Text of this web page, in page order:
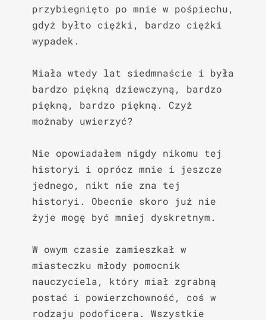
przybiegnięto po mnie w pośpiechu,
gdyż byłto ciężki, bardzo ciężki
wypadek.
Miała wtedy lat siedmnaście i była
bardzo piękną dziewczyną, bardzo
piękną, bardzo piękną. Czyż
możnaby uwierzyć?
Nie opowiadałem nigdy nikomu tej
historyi i oprócz mnie i jeszcze
jednego, nikt nie zna tej
historyi. Obecnie skoro już nie
żyje mogę być mniej dyskretnym.
W owym czasie zamieszkał w
miasteczku młody pomocnik
nauczyciela, który miał zgrabną
postać i powierzchowność, coś w
rodzaju podoficera. Wszystkie